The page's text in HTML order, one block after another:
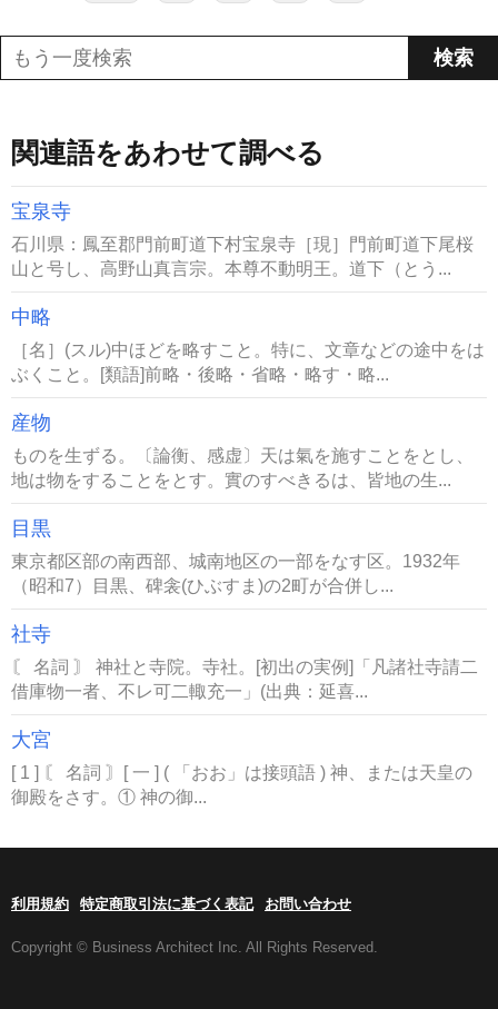
関連語をあわせて調べる
宝泉寺
石川県：鳳至郡門前町道下村宝泉寺［現］門前町道下尾桜
山と号し、高野山真言宗。本尊不動明王。道下（とう...
中略
［名］(スル)中ほどを略すこと。特に、文章などの途中をは
ぶくこと。[類語]前略・後略・省略・略す・略...
産物
ものを生ずる。〔論衡、感虚〕天は氣を施すことをとし、
地は物をすることをとす。實のすべきるは、皆地の生...
目黒
東京都区部の南西部、城南地区の一部をなす区。1932年
（昭和7）目黒、碑衾(ひぶすま)の2町が合併し...
社寺
〘 名詞 〙 神社と寺院。寺社。[初出の実例]「凡諸社寺請二
借庫物一者、不レ可二輙充一」(出典：延喜...
大宮
[ 1 ] 〘 名詞 〙[ 一 ] ( 「おお」は接頭語 ) 神、または天皇の
御殿をさす。① 神の御...
利用規約 特定商取引法に基づく表記 お問い合わせ
Copyright © Business Architect Inc. All Rights Reserved.